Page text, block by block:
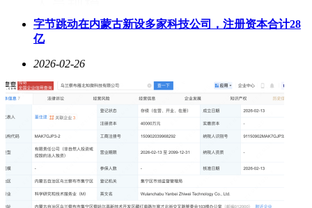
字节跳动在内蒙古新设多家科技公司，注册资本合计28
亿
2026-02-26